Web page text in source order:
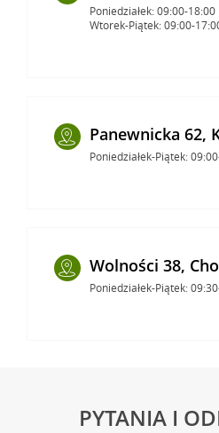
Poniedziałek: 09:00-18:00
Wtorek-Piątek: 09:00-
Panewnicka 62,
Poniedziałek-Piątek:
Wolności 38,
Poniedziałek-Piątek:
PYTANIA I